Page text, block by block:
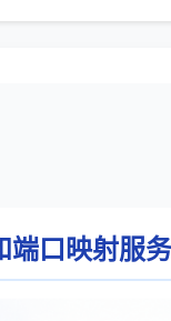
口映射服